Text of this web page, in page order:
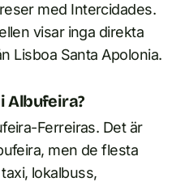
med Intercidades.
visar inga direkta
Lisboa Santa Apolonia.
Albufeira?
Ferreiras. Det är
men de flesta
lokalbuss,